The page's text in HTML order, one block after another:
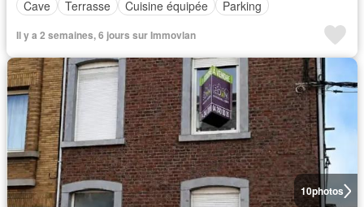
Cave
Terrasse Cuisine équipée Parking
Il y a 2 semaines, 6 jours sur Immovlan
10photos